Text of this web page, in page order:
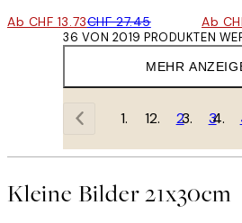
Ab CHF 13.73CHF 27.45 Ab
MEHR
36 VON 2019 PRODUKTEN
1 2 3
Kleine Bilder 21x30cm